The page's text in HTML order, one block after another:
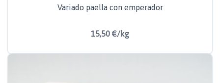
Variado paella con emperador
15,50 €/kg